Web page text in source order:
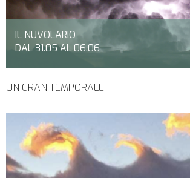
IL NUVOLARIO
DAL 31.05 AL 06.06
UN GRAN TEMPORALE